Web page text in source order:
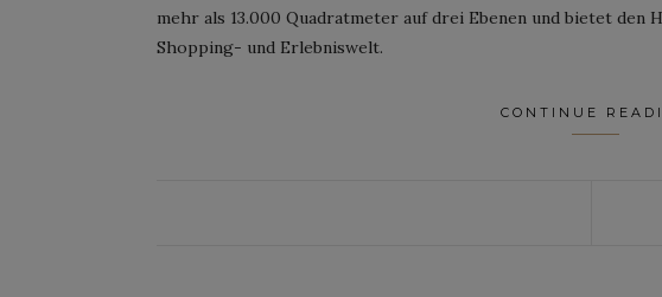
mehr als 13.000 Quadratmeter auf drei Ebenen und bietet
Shopping- und Erlebniswelt.
CONTINUE